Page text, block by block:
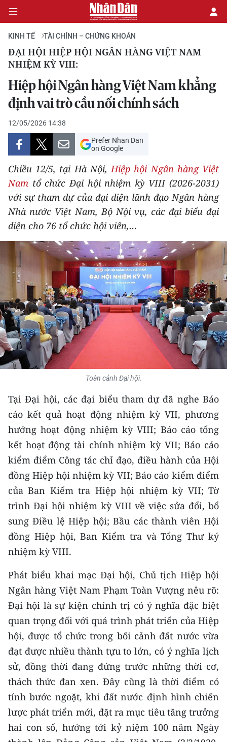
CHÍNH TRỊ
KINH TẾ
VĂN HÓA
XÃ HỘI
PHÁP LUẬT
DU LỊCH
THẾ GIỚI
THỂ THAO
GIÁO DỤC
KHOA HỌC - CÔNG NGHỆ
MÔI TRƯỜNG
BẠN ĐỌC
TRI THỨC CHUYÊN SÂU
54 DÂN TỘC VIỆT NAM
CHƯƠNG TRÌNH OCOP - MỖI XÃ
MỘT SẢN PHẨM
RADIO
MEDIA CENTER
E-Magazine
Video
Media Chính trị
Media Kinh tế
Media Văn hóa
Media Xã hội
Media Pháp luật
Media Du lịch
Media Thế giới
KINH TẾ TÀI CHÍNH – CHỨNG KHOÁN
ĐẠI HỘI HIỆP HỘI NGÂN HÀNG VIỆT NAM
NHIỆM KỲ VIII:
Hiệp hội Ngân hàng Việt Nam khẳng
định vai trò cầu nối chính sách
12/05/2026 14:38
Prefer Nhan Dan
on Google
Chiều 12/5, tại Hà Nội,Hiệp hội Ngân hàng Việt
Nam tổ chức Đại hội nhiệm kỳ VIII (2026-2031)
với sự tham dự của đại diện lãnh đạo Ngân hàng
Nhà nước Việt Nam, Bộ Nội vụ, các đại biểu đại
diện cho 76 tổ chức hội viên,…
Toàn cảnh Đại hội.
Tại Đại hội, các đại biểu tham dự đã nghe Báo
cáo kết quả hoạt động nhiệm kỳ VII, phương
hướng hoạt động nhiệm kỳ VIII; Báo cáo tổng
kết hoạt động tài chính nhiệm kỳ VII; Báo cáo
kiểm điểm Công tác chỉ đạo, điều hành của Hội
đồng Hiệp hội nhiệm kỳ VII; Báo cáo kiểm điểm
của Ban Kiểm tra Hiệp hội nhiệm kỳ VII; Tờ
trình Đại hội nhiệm kỳ VIII về việc sửa đổi, bổ
sung Điều lệ Hiệp hội; Bầu các thành viên Hội
đồng Hiệp hội, Ban Kiểm tra và Tổng Thư ký
nhiệm kỳ VIII.
Phát biểu khai mạc Đại hội, Chủ tịch Hiệp hội
Ngân hàng Việt Nam Phạm Toàn Vượng nêu rõ:
Đại hội là sự kiện chính trị có ý nghĩa đặc biệt
quan trọng đối với quá trình phát triển của Hiệp
hội, được tổ chức trong bối cảnh đất nước vừa
đạt được nhiều thành tựu to lớn, có ý nghĩa lịch
sử, đồng thời đang đứng trước những thời cơ,
thách thức đan xen. Đây cũng là thời điểm có
tính bước ngoặt, khi đất nước định hình chiến
lược phát triển mới, đặt ra mục tiêu tăng trưởng
hai con số, hướng tới kỷ niệm 100 năm Ngày